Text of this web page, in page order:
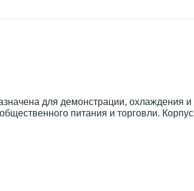
для демонстрации, охлаждения и
питания и торговли. Корпус